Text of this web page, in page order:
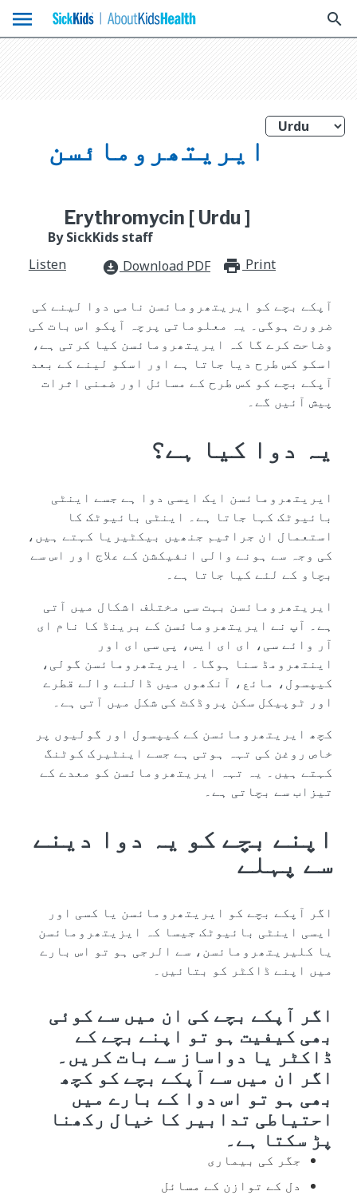
menu search
ایریتھرومائسن
Erythromycin [ Urdu ]
By SickKids staff
Listen
download_for_offline Download PDF Print
آپکے بچے کو ایریتھرومائسن نامی دوا لینے کی
ضرورت ہوگی۔ یہ معلوماتی پرچہ آپکو اس بات کی
وضاحت کرے گا کہ ایریتھرومائسن کیا کرتی ہے،
اسکو کس طرح دیا جاتا ہے اور اسکو لینے کے بعد
آپکے بچے کو کس طرح کے مسائل اور ضمنی اثرات
پیش آئیں گے۔
یہ دوا کیا ہے؟
ایریتھرومائسن ایک ایسی دوا ہے جسے اینٹی
بائیوٹک کہا جاتا ہے۔ اینٹی بائیوٹک کا
استعمال ان جراثیم جنھیں بیکٹیریا کہتے ہیں،
کی وجہ سے ہونے والی انفیکشن کے علاج اور اس سے
بچاو کے لئے کیا جاتا ہے۔
ایریتھرومائسن بہت سی مختلف اشکال میں آتی
ہے۔ آپ نے ایریتھرومائسن کے برینڈ کا نام ای
آر وائے سی، ای ای ایس، پی سی ای اور
اینتھرومڈ سنا ہوگا۔ ایریتھرومائسن گولی،
کیپسول، مائع، آنکھوں میں ڈالنے والے قطرے
اور ٹوپیکل سکن پروڈکٹ کی شکل میں آتی ہے۔
کچھ ایریتھرومائسن کے کیپسول اور گولیوں پر
خاص روغن کی تہہ ہوتی ہے جسے اینٹیرک کوٹنگ
کہتے ہیں۔ یہ تہہ ایریتھرومائسن کو معدے کے
تیزاب سے بچاتی ہے۔
اپنے بچے کو یہ دوا دینے
سے پہلے
اگر آپکے بچے کو ایریتھرومائسن یا کسی اور
ایسی اینٹی بائیوٹک جیسا کہ ایزیتھرومائسن
یا کلیریتھرومائسن، سے الرجی ہو تو اس بارے
میں اپنے ڈاکٹر کو بتائیں۔
اگر آپکے بچے کی ان میں سے کوئی
بھی کیفیت ہو تو اپنے بچے کے
ڈاکٹر یا دواساز سے بات کریں۔
اگر ان میں سے آپکے بچے کو کچھ
بھی ہو تو اس دوا کے بارے میں
احتیاطی تدابیر کا خیال رکھنا
پڑ سکتا ہے۔
جگر کی بیماری
دل کے توازن کے مسائل